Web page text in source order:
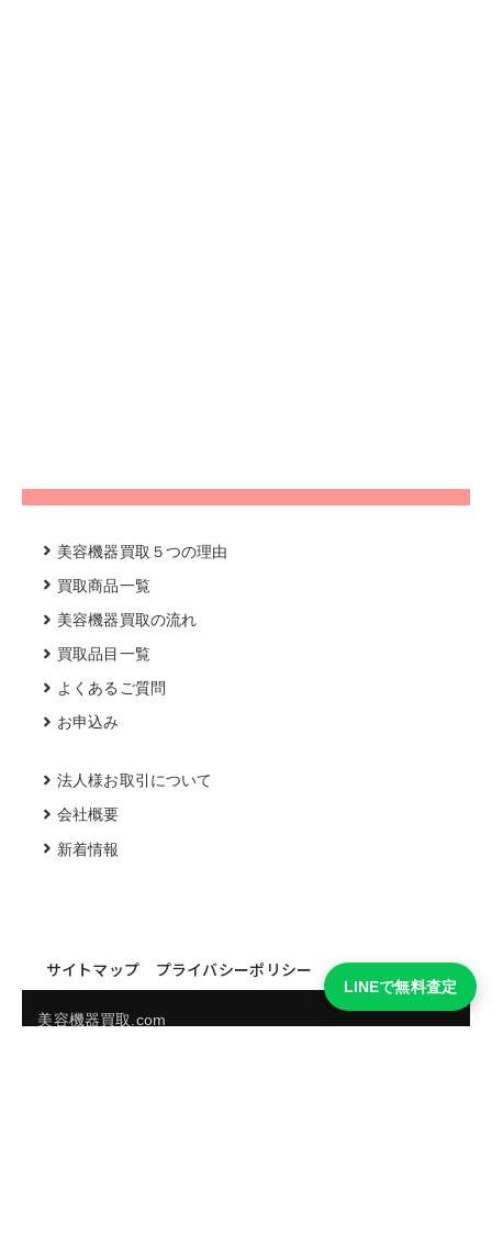
美容機器買取５つの理由
買取商品一覧
美容機器買取の流れ
買取品目一覧
よくあるご質問
お申込み
法人様お取引について
会社概要
新着情報
サイトマップ プライバシーポリシー
美容機器買取.com
LINEで無料査定